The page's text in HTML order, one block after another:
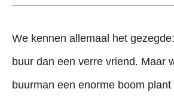
We kennen allemaal het
buur dan een verre vriend. Maar
buurman een enorme boom